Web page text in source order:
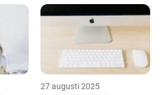
27 augusti 2025